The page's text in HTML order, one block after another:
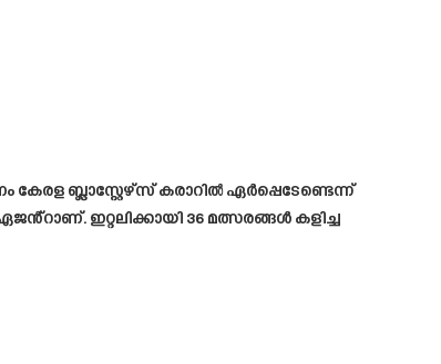
ബ്ലാസ്റ്റേഴ്സ് കരാറിൽ ഏർപ്പെടേണ്ടെന്ന്
ഇറ്റലിക്കായി 36 മത്സരങ്ങൾ കളിച്ച